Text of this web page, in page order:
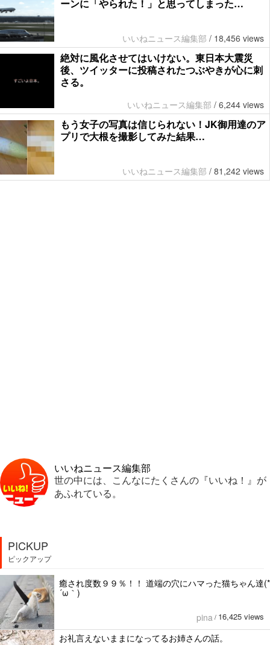
ーンに「やられた！」と思ってしまった…
いいねニュース編集部 / 18,456 views
絶対に風化させてはいけない。東日本大震災
後、ツイッターに投稿されたつぶやきが心に刺
さる。
いいねニュース編集部 / 6,244 views
もう女子の写真は信じられない！JK御用達のア
プリで大根を撮影してみた結果…
いいねニュース編集部 / 81,242 views
いいねニュース編集部
世の中には、こんなにたくさんの『いいね！』が
あふれている。
PICKUP
ピックアップ
癒され度数９９％！！ 道端の穴にハマった猫ちゃん達(*
´ω｀)
pina / 16,425 views
お礼言えないままになってるお姉さんの話。